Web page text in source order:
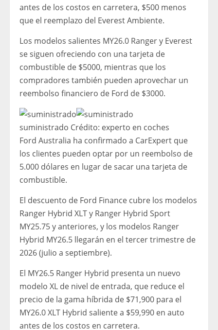
antes de los costos en carretera, $500 menos
que el reemplazo del Everest Ambiente.
Los modelos salientes MY26.0 Ranger y Everest
se siguen ofreciendo con una tarjeta de
combustible de $5000, mientras que los
compradores también pueden aprovechar un
reembolso financiero de Ford de $3000.
suministrado Crédito: experto en coches
Ford Australia ha confirmado a CarExpert que
los clientes pueden optar por un reembolso de
5.000 dólares en lugar de sacar una tarjeta de
combustible.
El descuento de Ford Finance cubre los modelos
Ranger Hybrid XLT y Ranger Hybrid Sport
MY25.75 y anteriores, y los modelos Ranger
Hybrid MY26.5 llegarán en el tercer trimestre de
2026 (julio a septiembre).
El MY26.5 Ranger Hybrid presenta un nuevo
modelo XL de nivel de entrada, que reduce el
precio de la gama híbrida de $71,900 para el
MY26.0 XLT Hybrid saliente a $59,990 en auto
antes de los costos en carretera.